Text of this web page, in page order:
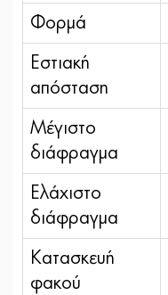
Φορμά
Εστιακή
απόσταση
Μέγιστο
διάφραγμα
Ελάχιστο
διάφραγμα
Κατασκευή
φακού